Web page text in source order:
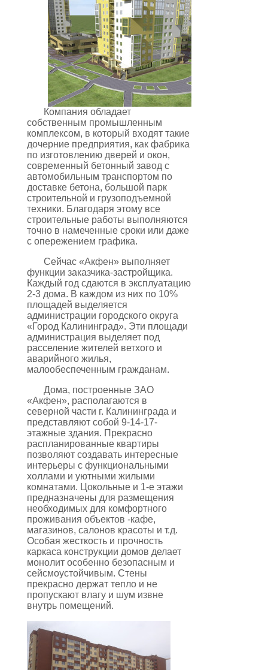
Компания обладает
собственным промышленным
комплексом, в который входят такие
дочерние предприятия, как фабрика
по изготовлению дверей и окон,
современный бетонный завод с
автомобильным транспортом по
доставке бетона, большой парк
строительной и грузоподъемной
техники. Благодаря этому все
строительные работы выполняются
точно в намеченные сроки или даже
с опережением графика.
Сейчас «Акфен» выполняет
функции заказчика-застройщика.
Каждый год сдаются в эксплуатацию
2-3 дома. В каждом из них по 10%
площадей выделяется
администрации городского округа
«Город Калининград». Эти площади
администрация выделяет под
расселение жителей ветхого и
аварийного жилья,
малообеспеченным гражданам.
Дома, построенные ЗАО
«Акфен», располагаются в
северной части г. Калининграда и
представляют собой 9-14-17-
этажные здания. Прекрасно
распланированные квартиры
позволяют создавать интересные
интерьеры с функциональными
холлами и уютными жилыми
комнатами. Цокольные и 1-е этажи
предназначены для размещения
необходимых для комфортного
проживания объектов -кафе,
магазинов, салонов красоты и т.д.
Особая жесткость и прочность
каркаса конструкции домов делает
монолит особенно безопасным и
сейсмоустойчивым. Стены
прекрасно держат тепло и не
пропускают влагу и шум извне
внутрь помещений.